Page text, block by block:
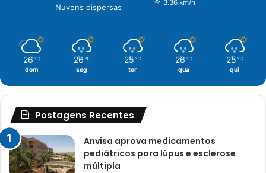
Nuvens dispersas
3.36 km/h
26 ℃
dom
26 ℃
seg
25 ℃
ter
26 ℃
qua
25 ℃
qui
Postagens Recentes
Anvisa aprova medicamentos
pediátricos para lúpus e esclerose
múltipla